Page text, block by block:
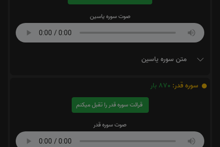
صوت سوره یاسین
متن سوره یاسین
سوره قدر: 870 بار
قرائت سوره قدر را تقبل میکنم
صوت سوره قدر